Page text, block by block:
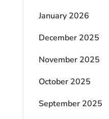
January 2026
December 2025
November 2025
October 2025
September 2025